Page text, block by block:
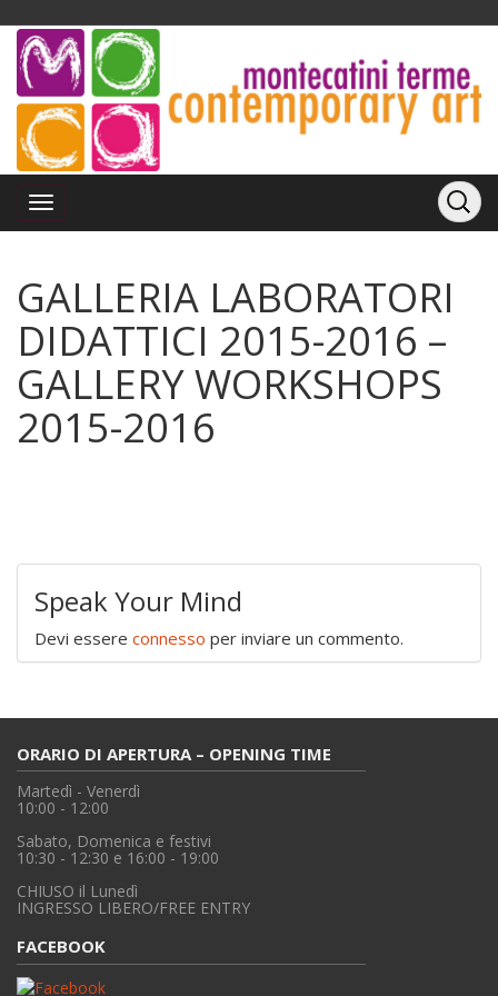
GALLERIA LABORATORI
DIDATTICI 2015-2016 –
GALLERY WORKSHOPS
2015-2016
Speak Your Mind
Devi essere connesso per inviare un commento.
ORARIO DI APERTURA – OPENING TIME
Martedì - Venerdì
10:00 - 12:00
Sabato, Domenica e festivi
10:30 - 12:30 e 16:00 - 19:00
CHIUSO il Lunedì
INGRESSO LIBERO/FREE ENTRY
FACEBOOK